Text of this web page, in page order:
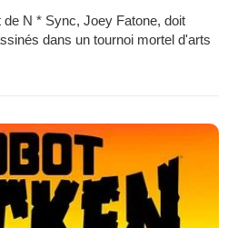
N * Sync, Joey Fatone, doit
dans un tournoi mortel d'arts